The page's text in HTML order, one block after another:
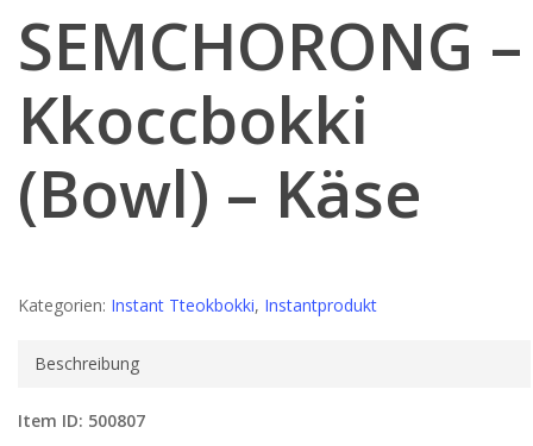
SEMCHORONG –
Kkoccbokki
(Bowl) – Käse
Kategorien: Instant Tteokbokki, Instantprodukt
Beschreibung
Item ID: 500807